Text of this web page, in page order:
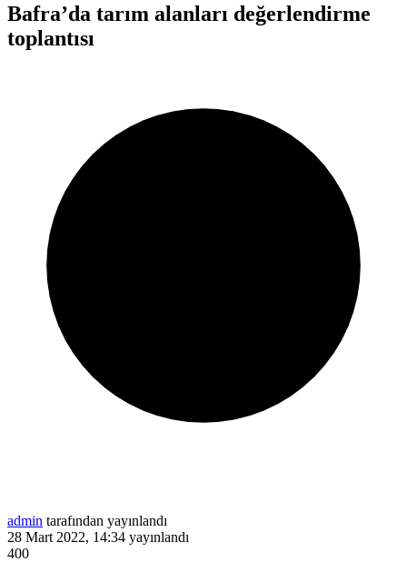
Bafra’da tarım alanları değerlendirme
toplantısı
admin tarafından yayınlandı
28 Mart 2022, 14:34 yayınlandı
400